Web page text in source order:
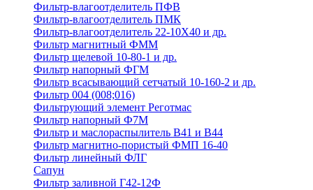
Фильтр-влагоотделитель ПФВ
Фильтр-влагоотделитель ПМК
Фильтр-влагоотделитель 22-10Х40 и др.
Фильтр магнитный ФММ
Фильтр щелевой 10-80-1 и др.
Фильтр напорный ФГМ
Фильтр всасывающий сетчатый 10-160-2 и др.
Фильтр 004 (008;016)
Фильтрующий элемент Реготмас
Фильтр напорный Ф7М
Фильтр и маслораспылитель В41 и В44
Фильтр магнитно-пористый ФМП 16-40
Фильтр линейный ФЛГ
Сапун
Фильтр заливной Г42-12Ф